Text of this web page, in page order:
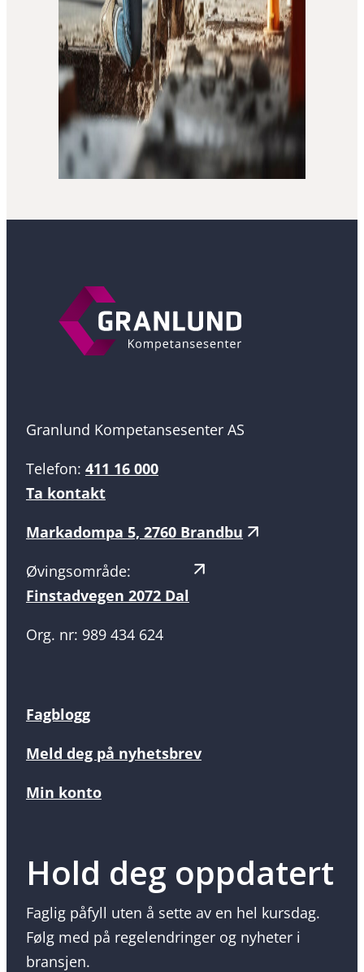
Granlund Kompetansesenter AS
Telefon: 411 16 000
Ta kontakt
Markadompa 5, 2760 Brandbu
Øvingsområde:
Finstadvegen 2072 Dal
Org. nr: 989 434 624
Fagblogg
Meld deg på nyhetsbrev
Min konto
Hold deg oppdatert
Faglig påfyll uten å sette av en hel kursdag.
Følg med på regelendringer og nyheter i
bransjen.